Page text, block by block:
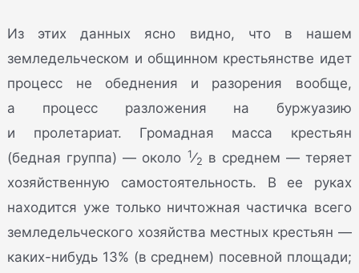
Из этих данных ясно видно, что в нашем
земледельческом и общинном крестьянстве идет
процесс не обеднения и разорения вообще,
а процесс разложения на буржуазию
и пролетариат. Громадная масса крестьян
(бедная группа) — около 1⁄2 в среднем — теряет
хозяйственную самостоятельность. В ее руках
находится уже только ничтожная частичка всего
земледельческого хозяйства местных крестьян —
каких-нибудь 13% (в среднем) посевной площади;